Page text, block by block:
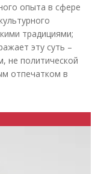
опыта в сфере
традициями;
эту суть –
не политической
отпечатком в